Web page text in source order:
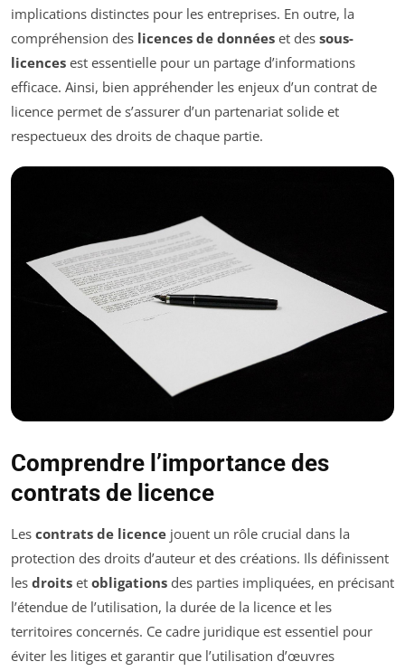
implications distinctes pour les entreprises. En outre, la
compréhension des licences de données et des sous-
licences est essentielle pour un partage d’informations
efficace. Ainsi, bien appréhender les enjeux d’un contrat de
licence permet de s’assurer d’un partenariat solide et
respectueux des droits de chaque partie.
Comprendre l’importance des
contrats de licence
Les contrats de licence jouent un rôle crucial dans la
protection des droits d’auteur et des créations. Ils définissent
les droits et obligations des parties impliquées, en précisant
l’étendue de l’utilisation, la durée de la licence et les
territoires concernés. Ce cadre juridique est essentiel pour
éviter les litiges et garantir que l’utilisation d’œuvres